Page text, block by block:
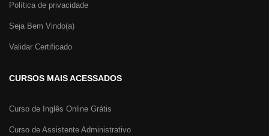
Política de privacidade
Seja Bem Vindo(a)
Validar Certificado
CURSOS MAIS ACESSADOS
Curso de Inglês Online Grátis
Curso de Assistente Administrativo